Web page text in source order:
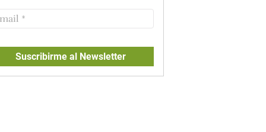
Suscribirme al Newsletter